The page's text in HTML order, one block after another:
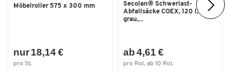
Möbelroller 575 x 300 mm
nur 18,14 €
pro St.
Secolan® Schwerlast-
Abfallsäcke COEX, 120 l,
grau,...
ab 4,61 €
pro Rol. ab 10 Rol.